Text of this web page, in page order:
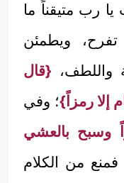
رب متيقناً ما
ويطمئن
واللطف، {قال
إلا رمزاً}؛ وفي
وسبح بالعشي
فمنع من الكلام